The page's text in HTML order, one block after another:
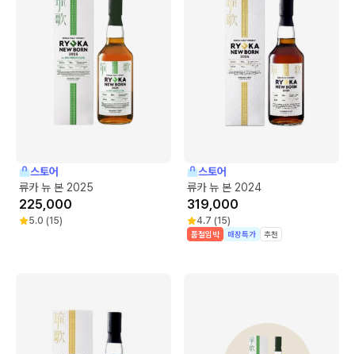
스토어
류카 뉴 본 2025
225,000
5.0 (15)
스토어
류카 뉴 본 2024
319,000
4.7 (15)
품절임박 매장특가 추천